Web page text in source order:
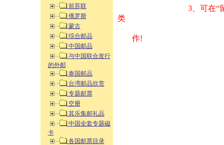
前苏联
俄罗斯
蒙古
综合邮品
中国邮品
与中国联合发行
的外邮
泰国邮品
台湾邮品欣赏
专题邮票
空册
其乐集邮礼品
中国全套专题磁
卡
各国邮票目录
3、可在“
类 方式告之
作!